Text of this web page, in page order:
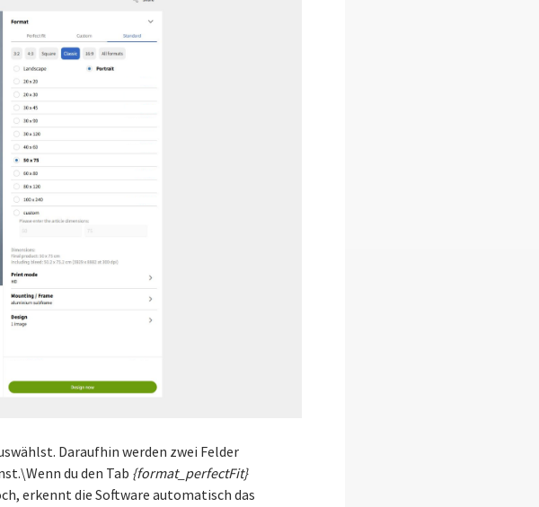
Daraufhin werden zwei Felder
du den Tab {format_perfectFit}
erkennt die Software automatisch das